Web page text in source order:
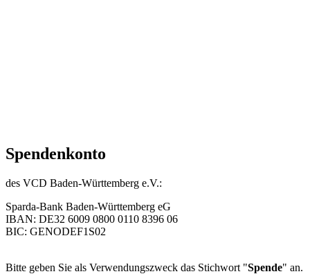
Spendenkonto
des VCD Baden-Württemberg e.V.:
Sparda-Bank Baden-Württemberg eG
IBAN: DE32 6009 0800 0110 8396 06
BIC: GENODEF1S02
Bitte geben Sie als Verwendungszweck das Stichwort "Spende" an.